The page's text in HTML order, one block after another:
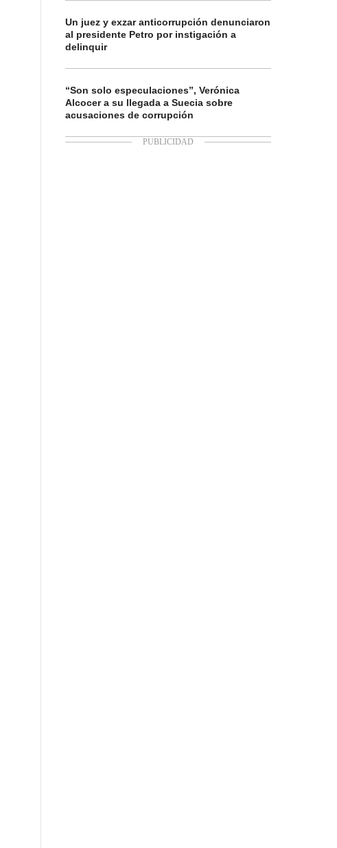
Un juez y exzar anticorrupción denunciaron
al presidente Petro por instigación a
delinquir
“Son solo especulaciones”, Verónica
Alcocer a su llegada a Suecia sobre
acusaciones de corrupción